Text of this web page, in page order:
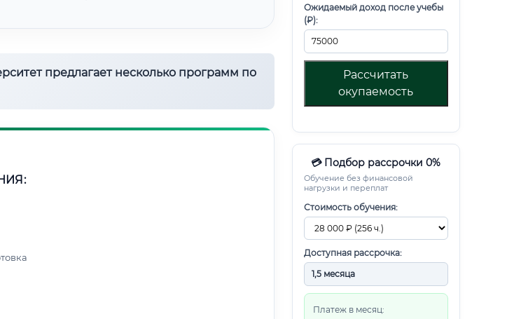
Ожидаемый доход после учебы
(₽):
Рассчитать
окупаемость
💳 Подбор рассрочки 0%
Обучение без финансовой
нагрузки и переплат
Стоимость обучения:
Доступная рассрочка:
Платеж в месяц:
предлагает несколько программ по